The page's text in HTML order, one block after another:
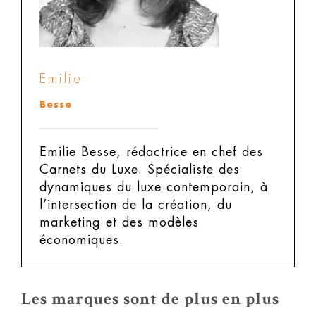
Emilie
Besse
Emilie Besse, rédactrice en chef des
Carnets du Luxe.
Spécialiste des
dynamiques du luxe contemporain, à
l’intersection de la création, du
marketing et des modèles
économiques.
Les marques sont de plus en plus